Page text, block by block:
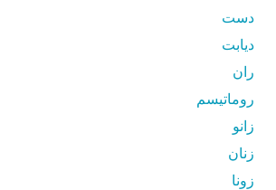
دست
دیابت
ران
روماتیسم
زانو
زنان
زونا